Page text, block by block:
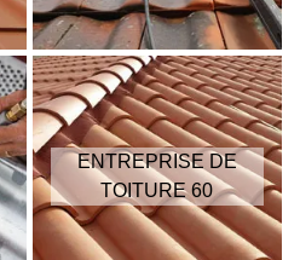
ENTREPRISE DE
TOITURE 60